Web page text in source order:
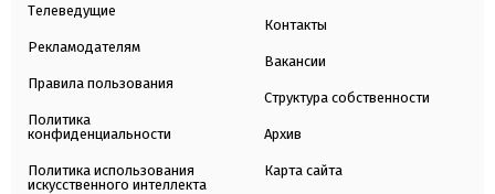
Телеведущие
Рекламодателям
Правила пользования
Политика
конфиденциальности
Политика использования
искусственного интеллекта
Контакты
Вакансии
Структура собственности
Архив
Карта сайта